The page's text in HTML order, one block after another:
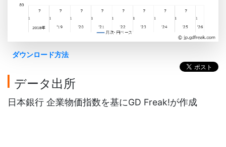
ダウンロード方法
データ出所
日本銀行 企業物価指数を基にGD Freak!が作成